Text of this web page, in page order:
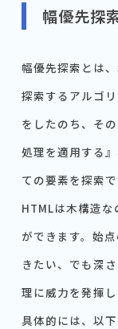
幅優先探
幅優先探索とは
探索するアルゴ
をしたのち、そ
処理を適用する
ての要素を探索で
HTMLは木構造
ができます。始
きたい、でも深
理に威力を発揮し
具体的には、以